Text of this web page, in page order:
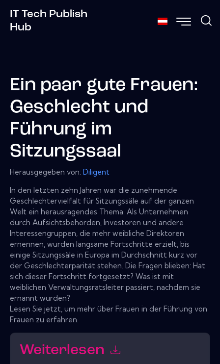
IT Tech Publish
Hub
Ein paar gute Frauen:
Geschlecht und
Führung im
Sitzungssaal
Herausgegeben von: Diligent
In den letzten zehn Jahren war die zunehmende
Geschlechtervielfalt für Sitzungssäle auf der ganzen
Welt ein herausragendes Thema. Als Unternehmen
durch Aufsichtsbehörden, Investoren und andere
Interessengruppen, die mehr weibliche Direktoren
ernennen, wurden langsame Fortschritte erzielt, bis
einige Sitzungssäle in Europa im Durchschnitt kurz vor
der Geschlechterparität stehen. Die Fragen blieben: Hat
sich dieser Fortschritt fortgesetzt? Was ist mit
weiblichen Verwaltungsratsleiter passiert, nachdem sie
ernannt wurden?
Lesen Sie jetzt, um mehr über Frauen in der Führung von
Frauen zu erfahren.
Weiterlesen